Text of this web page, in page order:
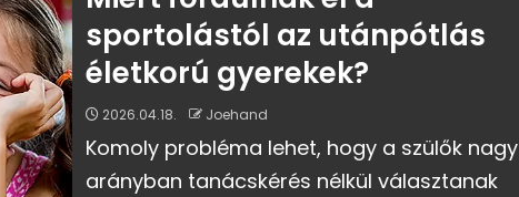
sportolástól az utánpótlás
életkorú gyerekek?
2026.04.18. Joehand
Komoly probléma lehet, hogy a szülők nagy
arányban tanácskérés nélkül választanak